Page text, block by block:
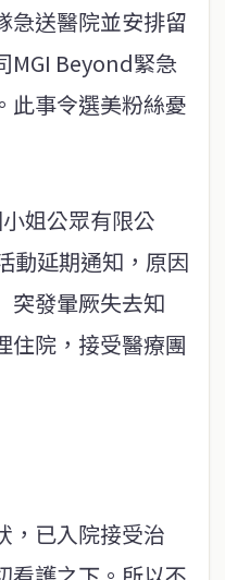
急送醫院並安排留
MGI Beyond緊急
此事令選美粉絲憂
姐公眾有限公
動延期通知，原因
突發暈厥失去知
住院，接受醫療團
，已入院接受治